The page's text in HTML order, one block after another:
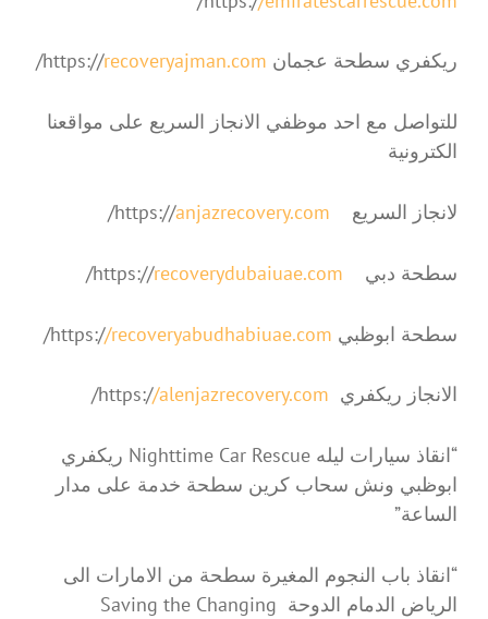
ريكفري سطحة عجمان https:// recoveryajman.com
/
للتواصل مع احد موظفي الانجاز السريع على مواقعنا
الكترونية
لانجاز السريع https:// anjazrecovery.com
/
سطحة دبي https:// recoverydubaiuae.com
/
سطحة ابوظبي https:/ /recoveryabudhabiuae.com
/
الانجاز ريكفري https:/ /alenjazrecovery.com
/
“انقاذ سيارات ليله Nighttime Car Rescue ريكفري
ابوظبي ونش سحاب كرين سطحة خدمة على مدار
الساعة”
“انقاذ باب النجوم المغيرة سطحة من الامارات الى
الرياض الدمام الدوحة Saving the Changing